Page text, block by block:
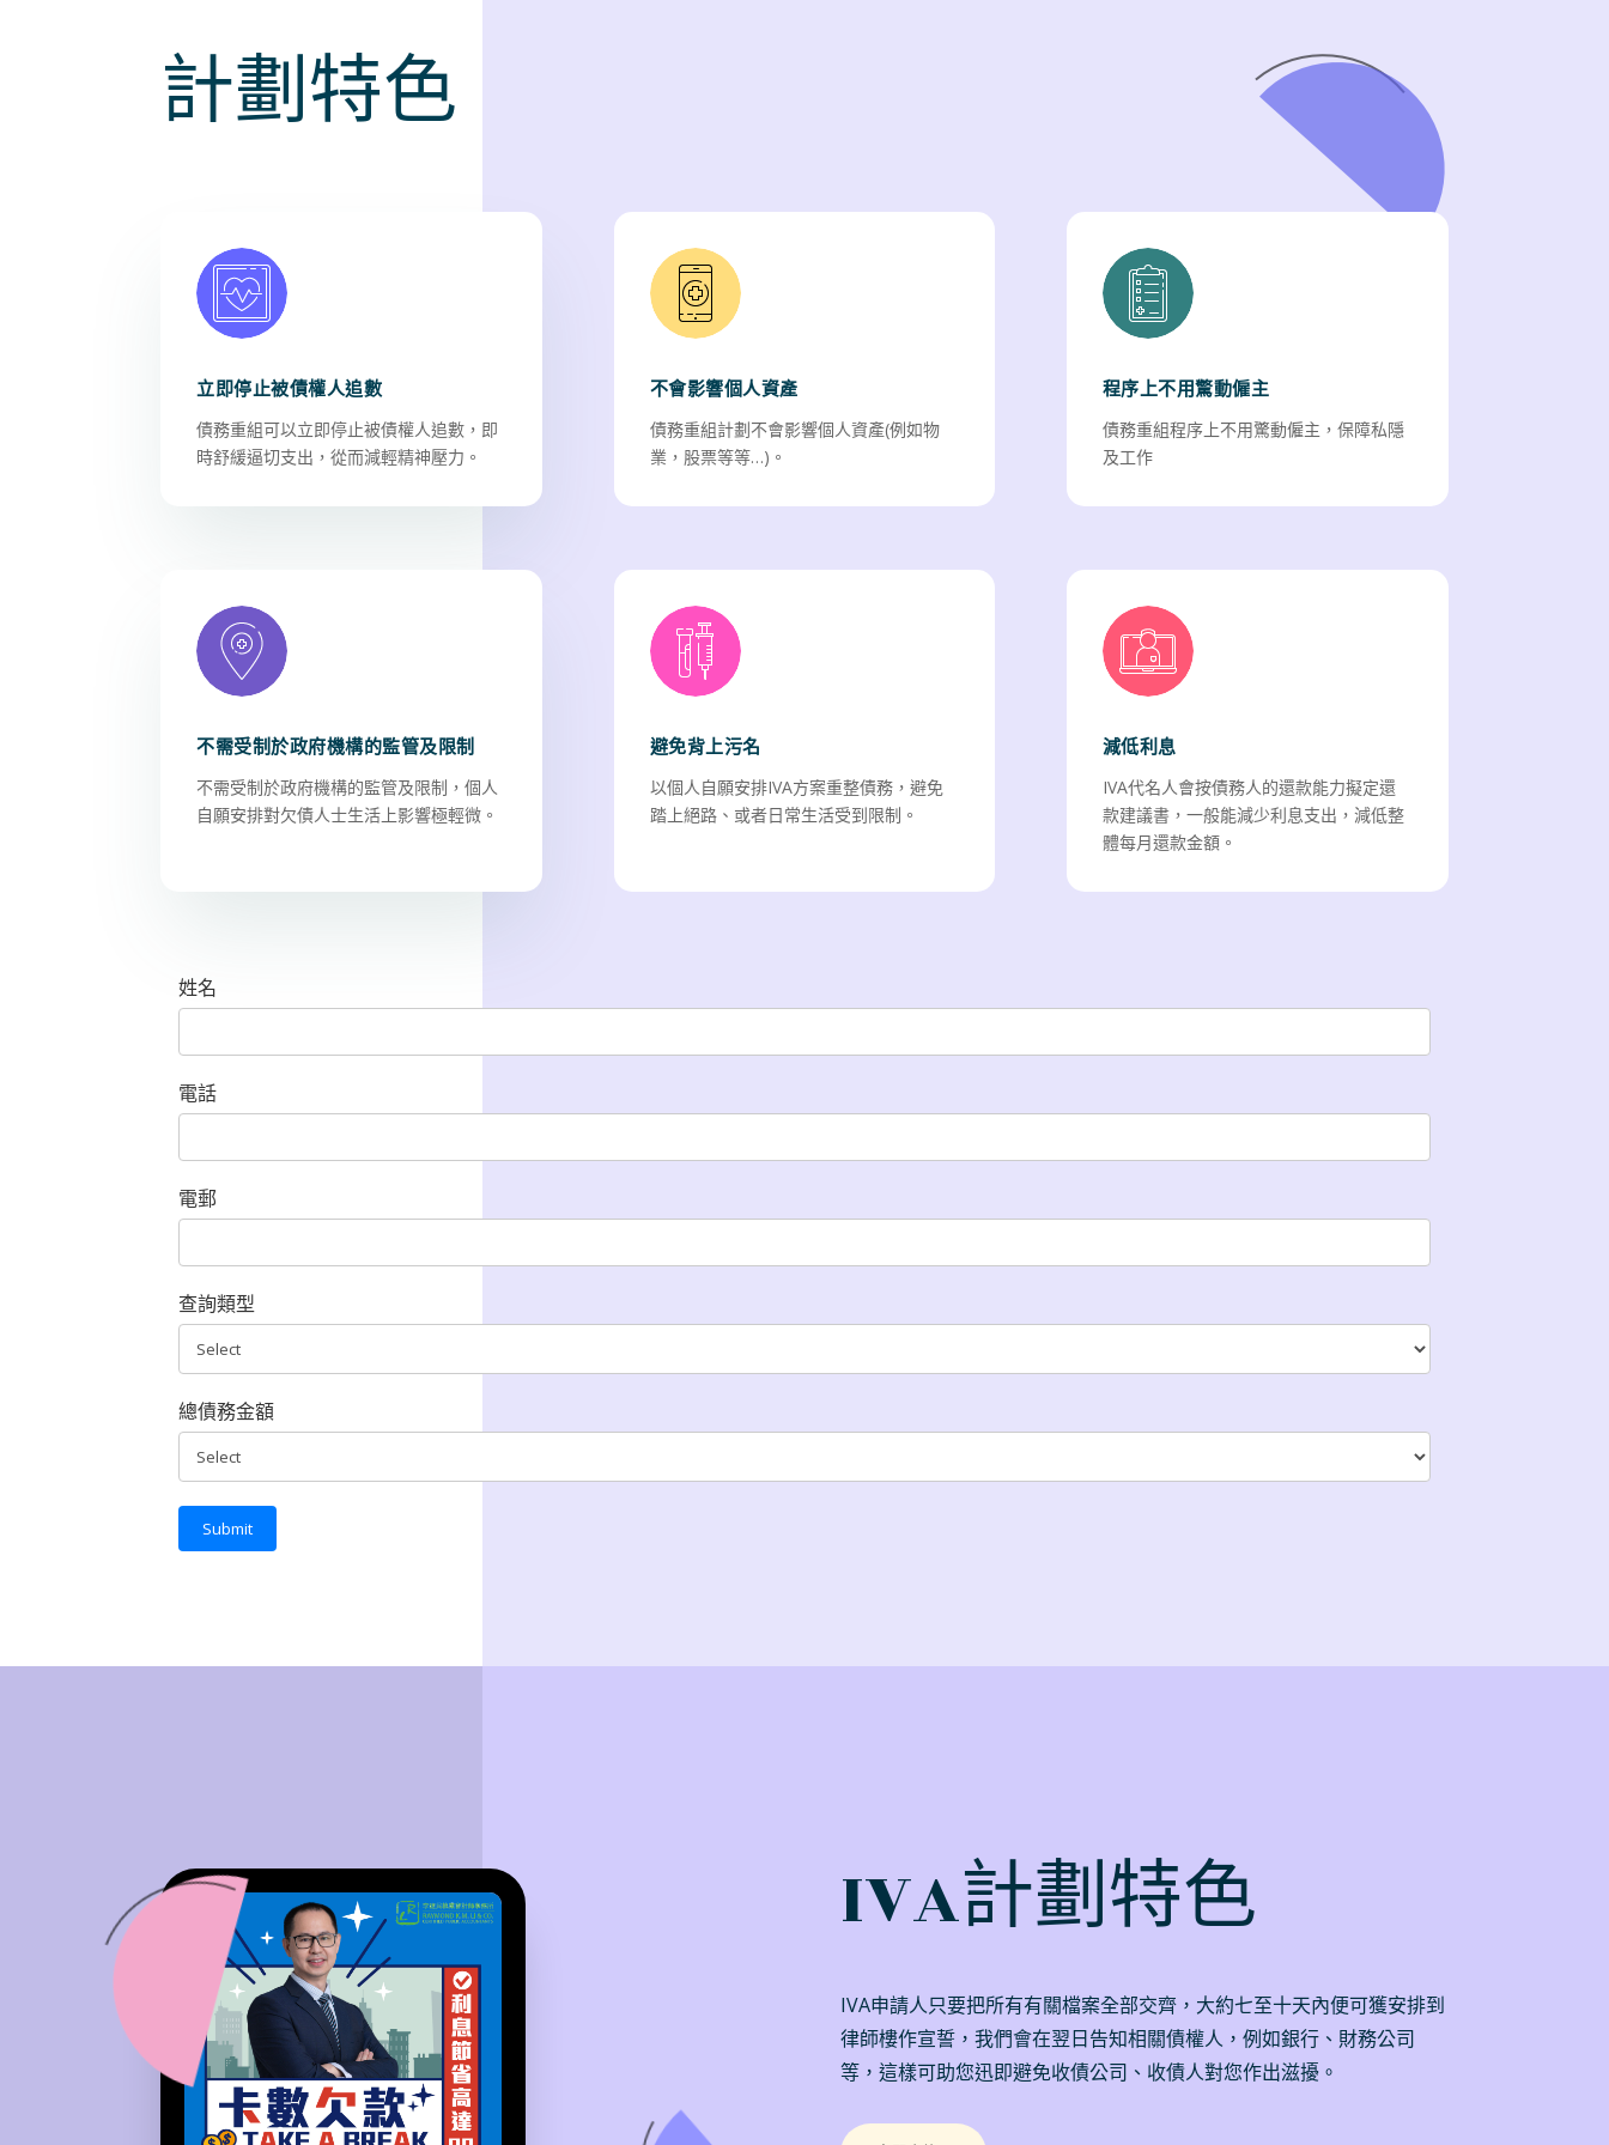
計劃特色
立即停止被債權人追數
債務重組可以立即停止被債權人追數，即
時舒緩逼切支出，從而減輕精神壓力。
不會影響個人資產
債務重組計劃不會影響個人資產(例如物
業，股票等等…)。
程序上不用驚動僱主
債務重組程序上不用驚動僱主，保障私隱
及工作
不需受制於政府機構的監管及限制
不需受制於政府機構的監管及限制，個人
自願安排對欠債人士生活上影響極輕微。
避免背上污名
以個人自願安排IVA方案重整債務，避免
踏上絕路、或者日常生活受到限制。
減低利息
IVA代名人會按債務人的還款能力擬定還
款建議書，一般能減少利息支出，減低整
體每月還款金額。
姓名
電話
電郵
查詢類型
總債務金額
Submit
IVA計劃特色
IVA申請人只要把所有有關檔案全部交齊，大約七至十天內便可獲安排到
律師樓作宣誓，我們會在翌日告知相關債權人，例如銀行、財務公司
等，這樣可助您迅即避免收債公司、收債人對您作出滋擾。